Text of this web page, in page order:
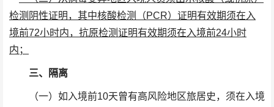
检测阴性证明，其中核酸检测（PCR）证明有效期须在入
境前72小时内，抗原检测证明有效期须在入境前24小时
内；
三、隔离
（一）如入境前10天曾有高风险地区旅居史，须在入境